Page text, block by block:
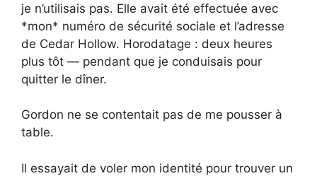
je n’utilisais pas. Elle avait été effectuée avec
*mon* numéro de sécurité sociale et l’adresse
de Cedar Hollow. Horodatage : deux heures
plus tôt — pendant que je conduisais pour
quitter le dîner.
Gordon ne se contentait pas de me pousser à
table.
Il essayait de voler mon identité pour trouver un